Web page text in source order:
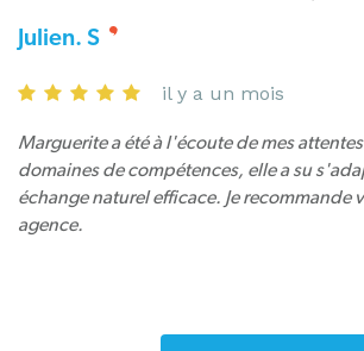
Julien. S
il y a un mois
Marguerite a été à l'écoute de mes
domaines de compétences, elle a su
échange naturel efficace. Je recommande
agence.